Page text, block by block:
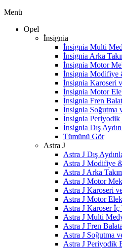
Menü
Opel
İnsignia
İnsignia Multi
İnsignia Arka
İnsignia Motor
İnsignia Modifiye
İnsignia Karoseri
İnsignia Motor
İnsignia Fren
İnsignia Soğutma
İnsignia Periyodik
İnsignia Dış
Tümünü Gör
Astra J
Astra J Dış
Astra J Modifiye
Astra J Arka
Astra J Motor
Astra J Karoseri
Astra J Motor
Astra J Karoser
Astra J Multi
Astra J Fren
Astra J Soğutma
Astra J Periyodik